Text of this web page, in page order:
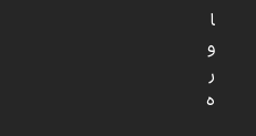
ا
و
ر
ه